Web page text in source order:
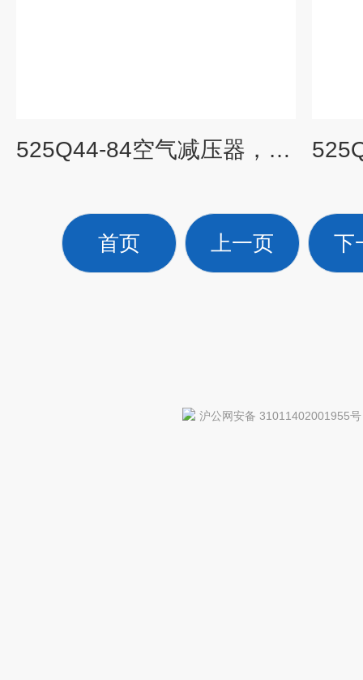
525Q44-84空气减压器，525Q44-84,525Q4484
首页 上一页 下
沪公网安备 31011402001955号